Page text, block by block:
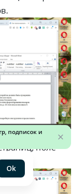
поле
0.
Ok